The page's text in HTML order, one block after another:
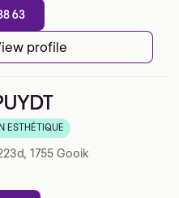
63
profile
Google
ESTHÉTIQUE
1755 Gooik